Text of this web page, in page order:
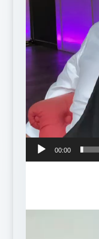
00:00